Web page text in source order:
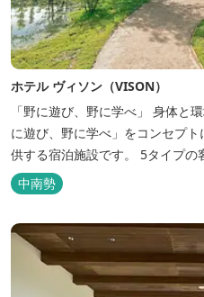
ホテル ヴィソン（VISON）
「野に遊び、野に学べ」 身体と環境を2つの「野」に見立て、「野
に遊び、野に学べ」をコンセプ
供する宿泊施設です。 5タイプ
と、プライベートな滞在が楽しめ
います。
中南勢